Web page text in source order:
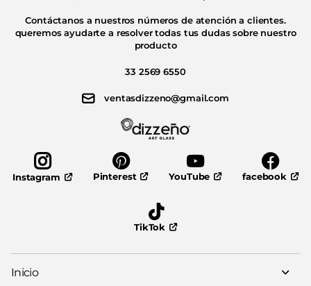
Contáctanos a nuestros números de atención a clientes.
queremos ayudarte a resolver todas tus dudas sobre nuestro
producto
33 2569 6550
ventasdizzeno@gmail.com
Instagram Pinterest YouTube facebook
TikTok
Inicio